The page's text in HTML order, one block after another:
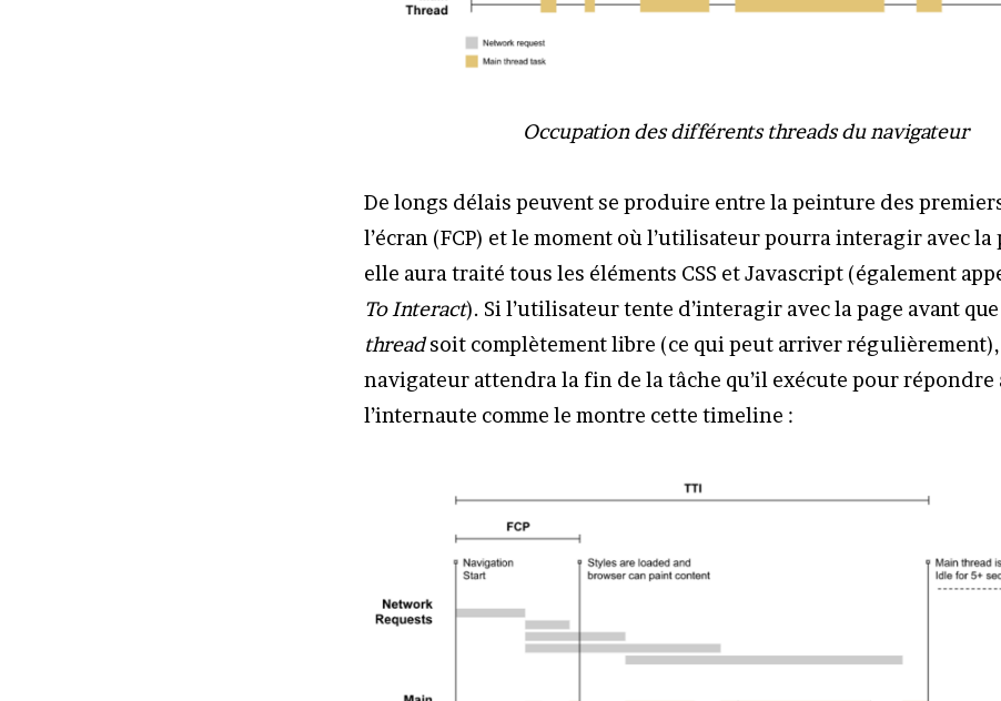
Occupation des différents threads du navigateur
De longs délais peuvent se produire entre la peinture des
l’écran (FCP) et le moment où l’utilisateur pourra interagir avec la
elle aura traité tous les éléments CSS et Javascript (également
To Interact). Si l’utilisateur tente d’interagir avec la page avant
threadsoit complètement libre (ce qui peut arriver
navigateur attendra la fin de la tâche qu’il exécute pour répondre
l’internaute comme le montre cette timeline :